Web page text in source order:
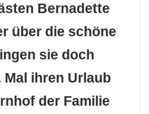
Bernadette
über die schöne
sie doch
Mal ihren Urlaub
der Familie